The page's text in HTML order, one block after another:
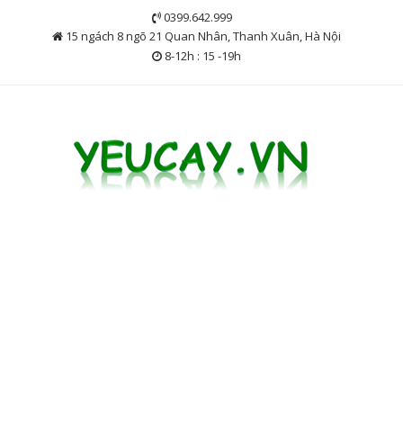
0399.642.999
15 ngách 8 ngõ 21 Quan Nhân, Thanh Xuân, Hà Nội
8-12h : 15 -19h